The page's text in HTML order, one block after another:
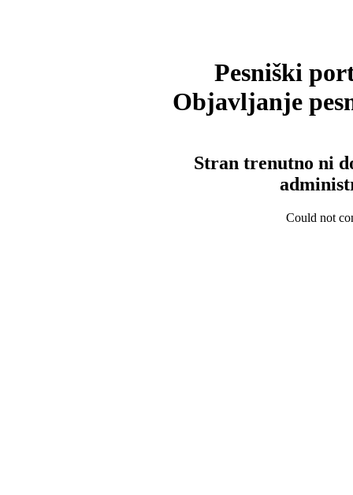
Pesniški
Objavljanje
Stran trenutno ni
Could not